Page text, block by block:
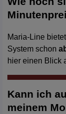
Maria-Line
System schon
hier einen Blick
Kann ich
meinem